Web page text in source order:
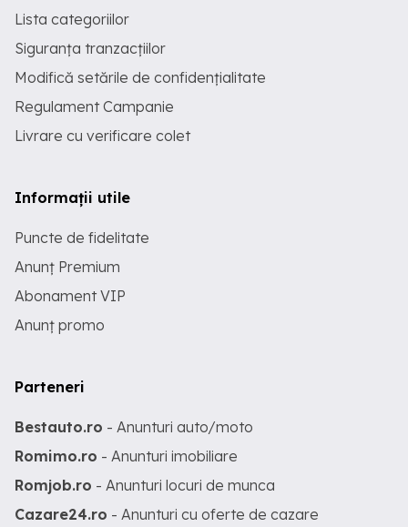
Lista categoriilor
Siguranța tranzacțiilor
Modifică setările de confidențialitate
Regulament Campanie
Livrare cu verificare colet
Informații utile
Puncte de fidelitate
Anunț Premium
Abonament VIP
Anunț promo
Parteneri
Bestauto.ro - Anunturi auto/moto
Romimo.ro - Anunturi imobiliare
Romjob.ro - Anunturi locuri de munca
Cazare24.ro - Anunturi cu oferte de cazare